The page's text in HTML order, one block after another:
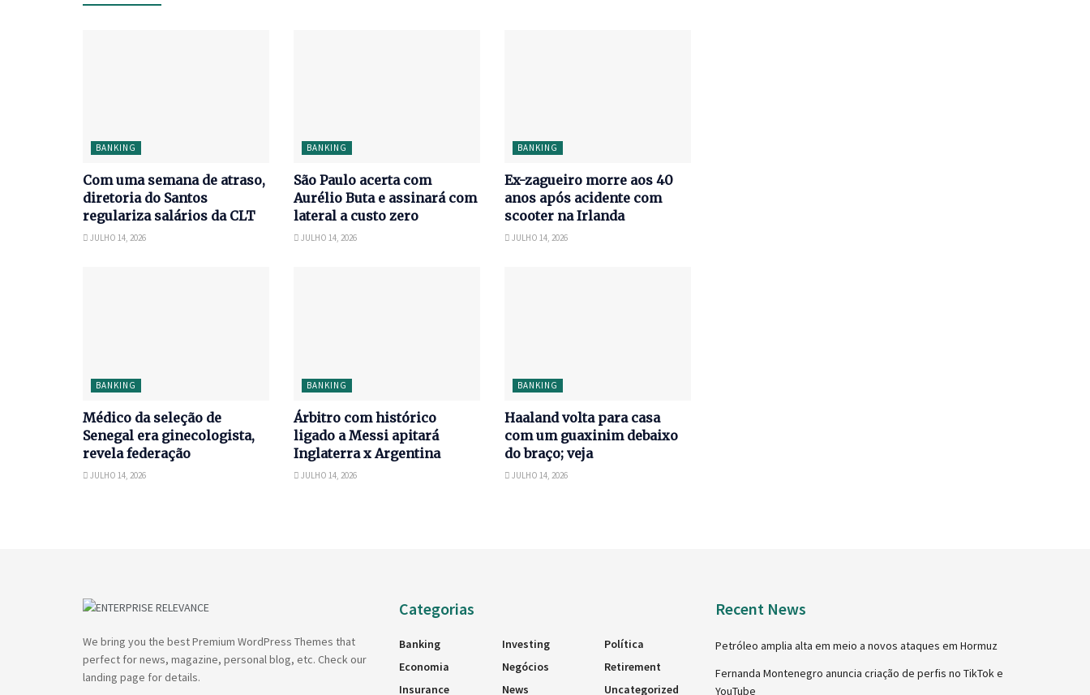
BANKING
Com uma semana de atraso,
diretoria do Santos
regulariza salários da CLT
JULHO 14, 2026
BANKING
São Paulo acerta com
Aurélio Buta e assinará com
lateral a custo zero
JULHO 14, 2026
BANKING
Ex-zagueiro morre aos 40
anos após acidente com
scooter na Irlanda
JULHO 14, 2026
BANKING
Médico da seleção de
Senegal era ginecologista,
revela federação
JULHO 14, 2026
BANKING
Árbitro com histórico
ligado a Messi apitará
Inglaterra x Argentina
JULHO 14, 2026
BANKING
Haaland volta para casa
com um guaxinim debaixo
do braço; veja
JULHO 14, 2026
We bring you the best Premium WordPress Themes that
perfect for news, magazine, personal blog, etc. Check our
landing page for details.
Categorias
Banking
Economia
Insurance
Investing
Negócios
News
Política
Retirement
Uncategorized
Recent News
Petróleo amplia alta em meio a novos ataques em Hormuz
Fernanda Montenegro anuncia criação de perfis no TikTok e
YouTube